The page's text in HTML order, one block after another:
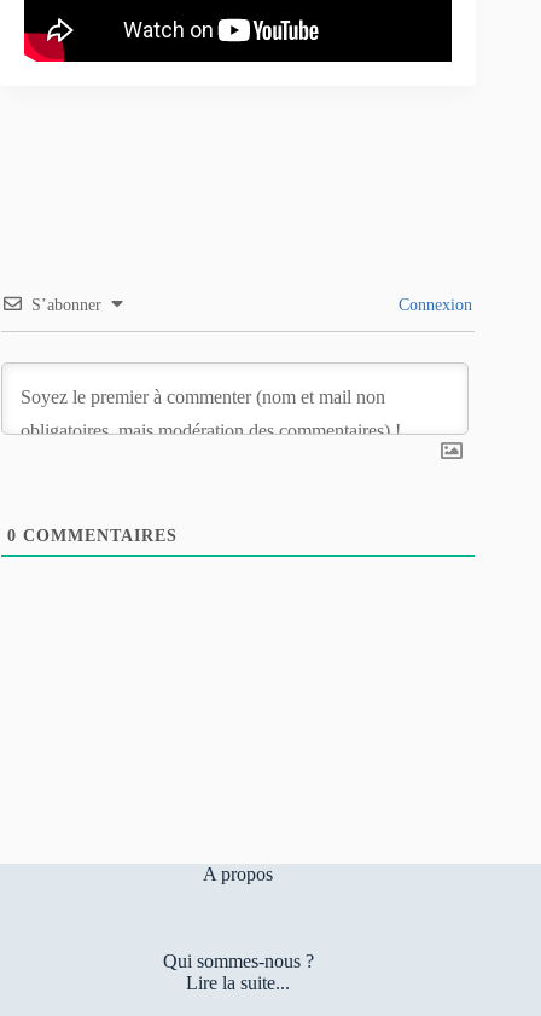
S’abonner Connexion
0 COMMENTAIRES
A propos
Qui sommes-nous ?
Lire la suite...